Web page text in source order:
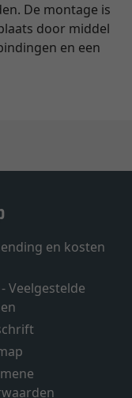
De montage is
door middel
en een
en kosten
- Veelgestelde